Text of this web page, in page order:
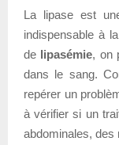
La lipase est
indispensable à
de lipasémie, on
dans le sang.
repérer un
à vérifier si un
abdominales, des